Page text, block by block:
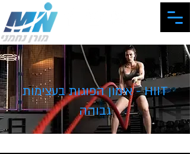
HIIT - אימון הפוגות בעצימות
גבוהה